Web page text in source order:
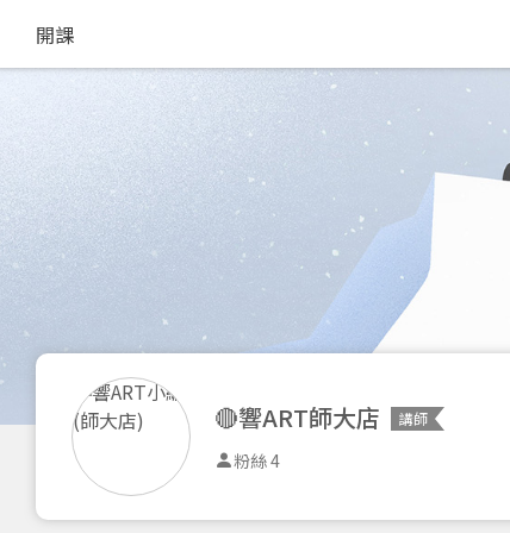
開課
🔴響ART師大店 講師
粉絲 4